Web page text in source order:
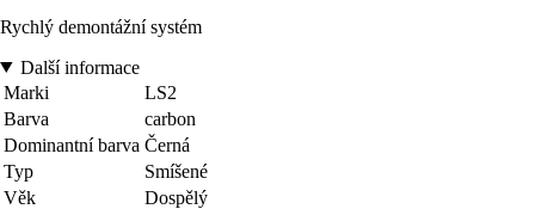
Rychlý demontážní systém
Další informace
Marki
LS2
Barva
carbon
Dominantní barva Černá
Typ
Smíšené
Věk
Dospělý